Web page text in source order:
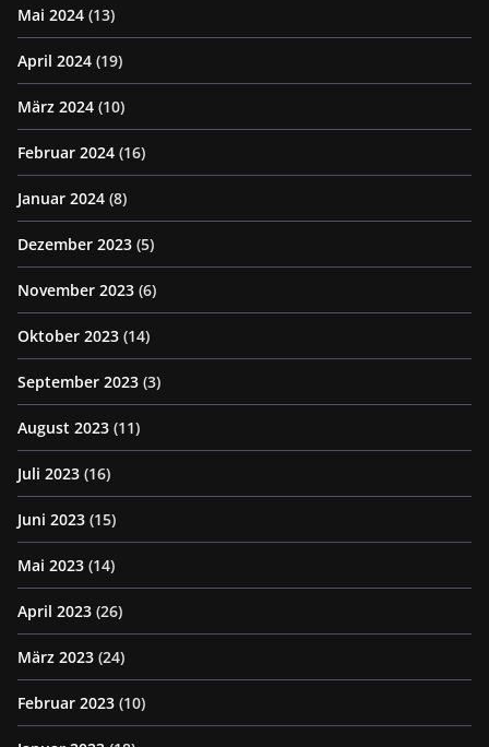
Mai 2024 (13)
April 2024 (19)
März 2024 (10)
Februar 2024 (16)
Januar 2024 (8)
Dezember 2023 (5)
November 2023 (6)
Oktober 2023 (14)
September 2023 (3)
August 2023 (11)
Juli 2023 (16)
Juni 2023 (15)
Mai 2023 (14)
April 2023 (26)
März 2023 (24)
Februar 2023 (10)